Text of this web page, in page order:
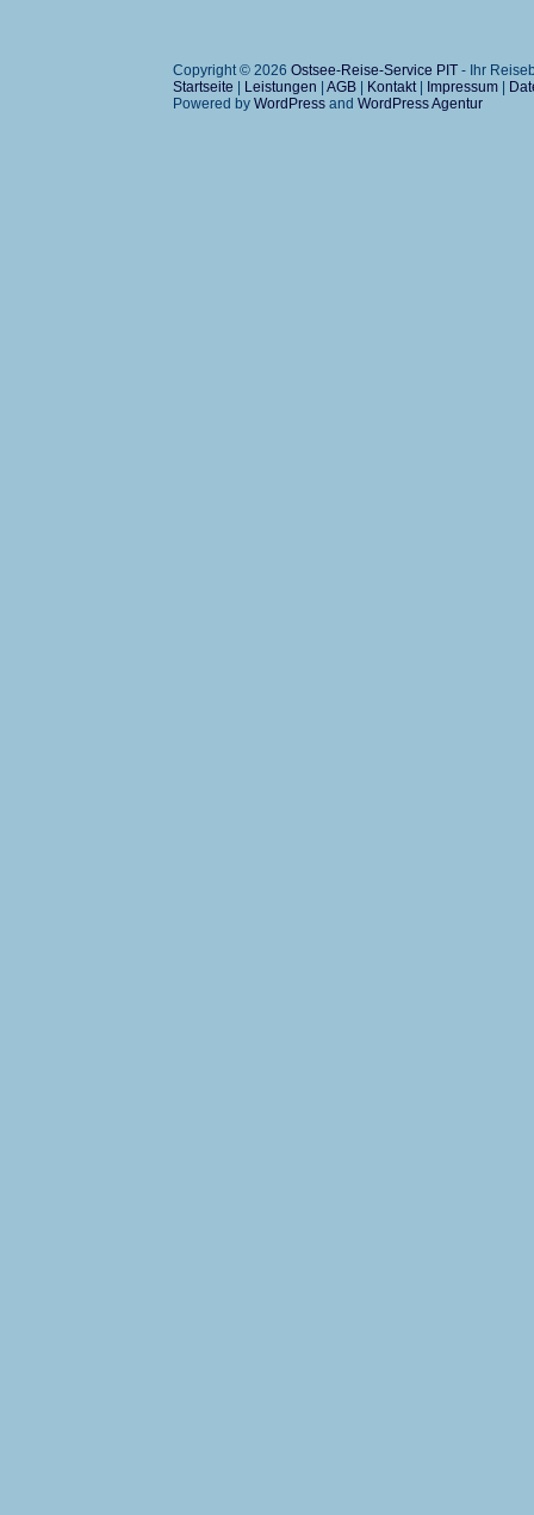
Copyright © 2026 Ostsee-Reise-Service PIT - Ihr
Startseite
Leistungen AGB Kontakt| Impressum
Powered by WordPress and WordPress Agentur